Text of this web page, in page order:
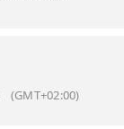
(GMT+02:00)